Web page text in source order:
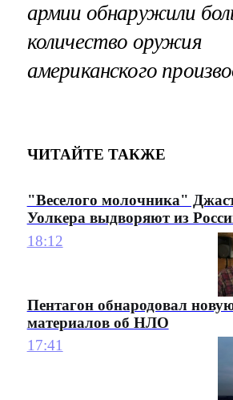
армии обнаружили
количество оружия
американского
ЧИТАЙТЕ ТАКЖЕ
"Веселого молочника"
Уолкера выдворяют из
18:12
Пентагон обнародовал
материалов об НЛО
17:41